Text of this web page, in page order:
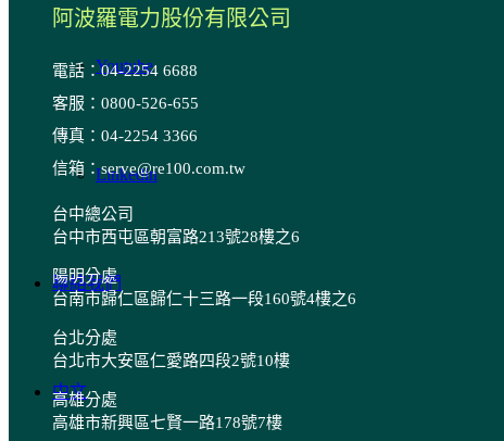
Youtube
Linkedin
聯絡我們
中文
阿波羅電力股份有限公司
電話：04-2254 6688
客服：0800-526-655
傳真：04-2254 3366
信箱：serve@re100.com.tw
台中總公司
台中市西屯區朝富路213號28樓之6
陽明分處
台南市歸仁區歸仁十三路一段160號4樓之6
台北分處
台北市大安區仁愛路四段2號10樓
高雄分處
高雄市新興區七賢一路178號7樓